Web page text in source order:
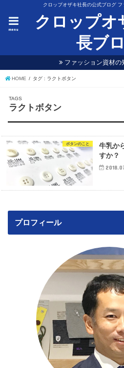
クロップオザキ社長の公式ブログ
クロップオ
長ブ
menu
ファッション資材の
HOME タグ : ラクトボタン
ラクトボタン
ボタンのこと
牛乳か
すか？
プロフィール